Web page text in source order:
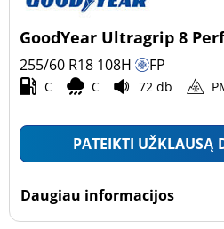
GoodYear Ultragrip 8
255/60 R18 108H FP
C C 72 db
PATEIKTI UŽKLAUSĄ
Daugiau informacijos